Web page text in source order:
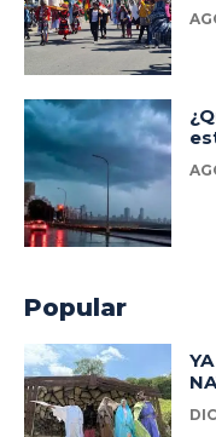
Popular